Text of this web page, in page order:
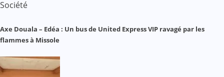
Société
Axe Douala – Edéa : Un bus de United Express VIP ravagé par les
flammes à Missole